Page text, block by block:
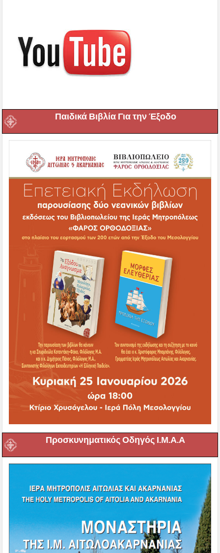
Παιδικά Βιβλία Για την Έξοδο
Προσκυνηματικός Οδηγός Ι.Μ.Α.Α